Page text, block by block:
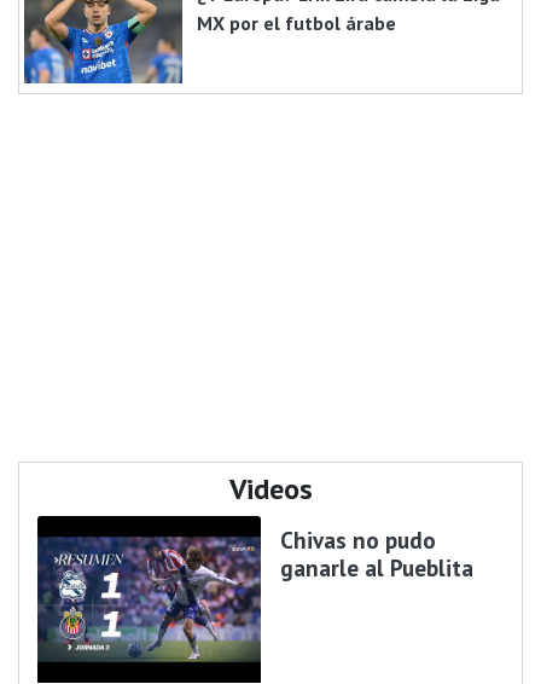
MX por el futbol árabe
Videos
Chivas no pudo
ganarle al Pueblita